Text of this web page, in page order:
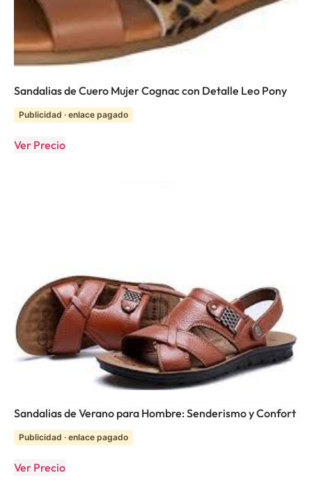
Sandalias de Cuero Mujer Cognac con Detalle Leo Pony
Publicidad · enlace pagado
Ver Precio
Sandalias de Verano para Hombre: Senderismo y Confort
Publicidad · enlace pagado
Ver Precio